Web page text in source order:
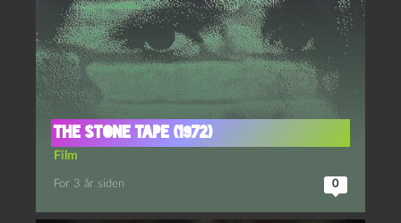
The stone tape (1972)
Film
For 3 år siden 0